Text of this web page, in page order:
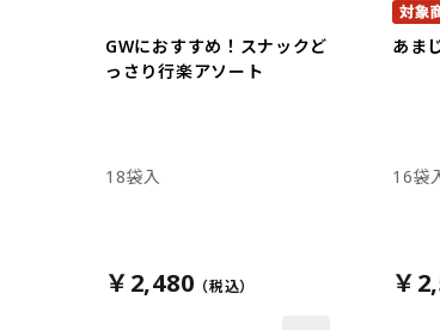
GWにおすすめ！スナックど
っさり行楽アソート
18袋入
￥2,480
あま
16袋
￥